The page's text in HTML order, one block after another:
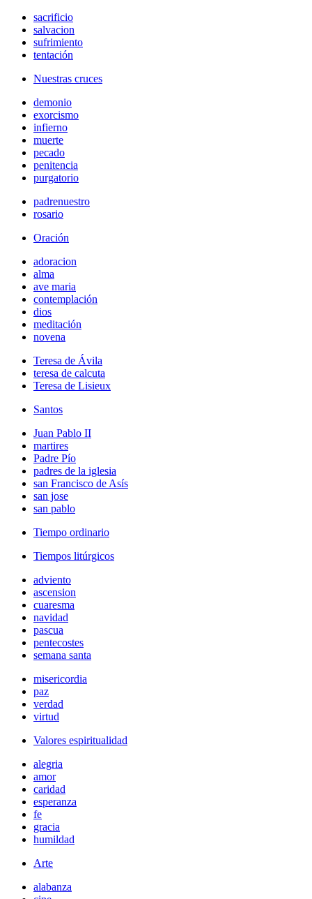
sacrificio
salvacion
sufrimiento
tentación
Nuestras cruces
demonio
exorcismo
infierno
muerte
pecado
penitencia
purgatorio
padrenuestro
rosario
Oración
adoracion
alma
ave maria
contemplación
dios
meditación
novena
Teresa de Ávila
teresa de calcuta
Teresa de Lisieux
Santos
Juan Pablo II
martires
Padre Pío
padres de la iglesia
san Francisco de Asís
san jose
san pablo
Tiempo ordinario
Tiempos litúrgicos
adviento
ascension
cuaresma
navidad
pascua
pentecostes
semana santa
misericordia
paz
verdad
virtud
Valores espiritualidad
alegria
amor
caridad
esperanza
fe
gracia
humildad
Arte
alabanza